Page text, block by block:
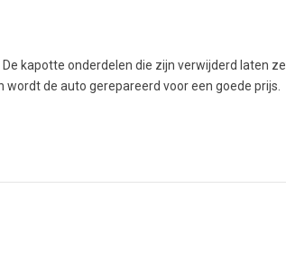
kapotte onderdelen die zijn verwijderd laten ze
de auto gerepareerd voor een goede prijs.